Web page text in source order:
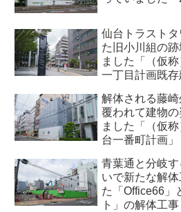
仙台トラスト
た旧小川組の
ました「（仮
一丁目計画既
解体される藤
覆われて建物
ました「（仮
台一番町計画
青葉通と分岐
いで新たな解
た「Office66」
ト」の解体工